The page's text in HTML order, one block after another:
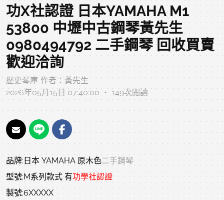
功X社認證 日本YAMAHA M1
53800 中壢中古鋼琴黃先生
0980494792 二手鋼琴 回收買賣
歡迎洽詢
歷史琴庫 作者：黃先生
2026年05月15日 07:40:00 ‧ 149次閱讀
品牌:日本 YAMAHA 原木色二手鋼琴
型號:M系列款式 有功學社認證
製號:6XXXXX